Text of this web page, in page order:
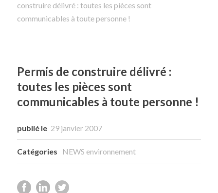
Rechercher
construire délivré : toutes les pièces sont
communicables à toute personne !
Permis de construire délivré :
toutes les pièces sont
communicables à toute personne !
publié le 29 janvier 2007
Catégories NEWS environnement